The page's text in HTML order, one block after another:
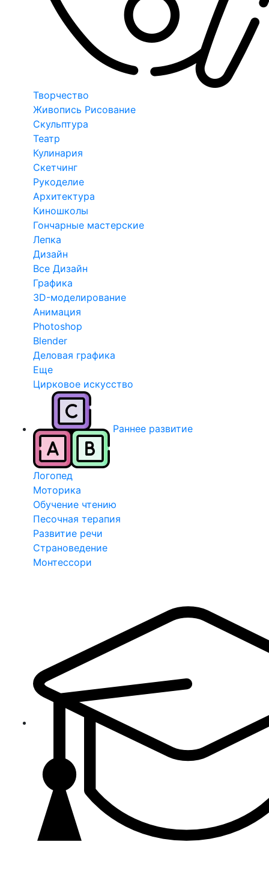
Творчество
Живопись Рисование
Скульптура
Театр
Кулинария
Скетчинг
Рукоделие
Архитектура
Киношколы
Гончарные мастерские
Лепка
Дизайн
Все Дизайн
Графика
3D-моделирование
Анимация
Photoshop
Blender
Деловая графика
Еще
Цирковое искусство
Раннее развитие
Логопед
Моторика
Обучение чтению
Песочная терапия
Развитие речи
Страноведение
Монтессори